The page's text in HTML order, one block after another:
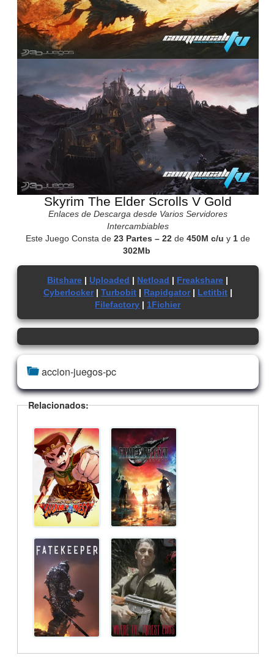
Skyrim The Elder Scrolls V Gold
Enlaces de Descarga desde Varios Servidores
Intercambiables
Este Juego Consta de23 Partes – 22de450M c/u y 1de
302Mb
Bitshare |Uploaded | Netload | Freakshare |
Cyberlocker| Turbobit| Rapidgator| Letitbit|
Filefactory | 1Fichier
accion-juegos-pc
Relacionados: